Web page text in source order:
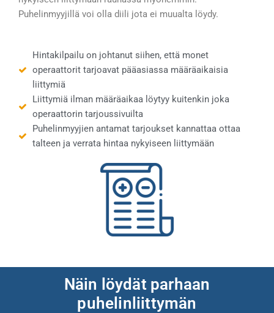
Puhelinmyyjillä voi olla diili jota ei muualta löydy.
Hintakilpailu on johtanut siihen, että monet
operaattorit tarjoavat pääasiassa määräaikaisia
liittymiä
Liittymiä ilman määräaikaa löytyy kuitenkin joka
operaattorin tarjoussivuilta
Puhelinmyyjien antamat tarjoukset kannattaa ottaa
talteen ja verrata hintaa nykyiseen liittymään
Näin löydät parhaan
puhelinliittymän